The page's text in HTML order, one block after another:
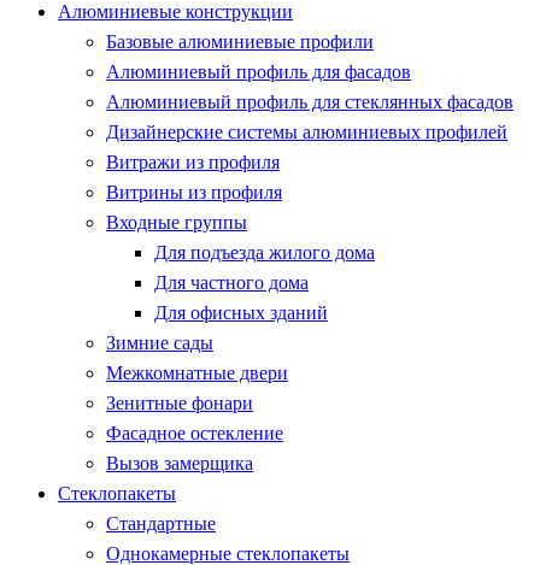
Алюминиевые конструкции
Базовые алюминиевые профили
Алюминиевый профиль для фасадов
Алюминиевый профиль для стеклянных фасадов
Дизайнерские системы алюминиевых профилей
Витражи из профиля
Витрины из профиля
Входные группы
Для подъезда жилого дома
Для частного дома
Для офисных зданий
Зимние сады
Межкомнатные двери
Зенитные фонари
Фасадное остекление
Вызов замерщика
Стеклопакеты
Стандартные
Однокамерные стеклопакеты